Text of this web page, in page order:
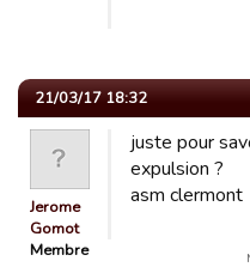
21/03/17 18:32
Jerome
Gomot
Membre
juste pour
expulsion ?
asm clermont